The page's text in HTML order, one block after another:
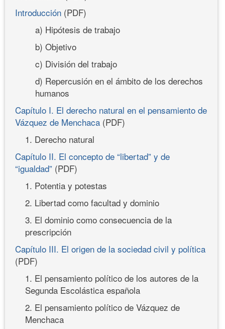
Introducción (PDF)
a) Hipótesis de trabajo
b) Objetivo
c) División del trabajo
d) Repercusión en el ámbito de los derechos
humanos
Capítulo I. El derecho natural en el pensamiento de
Vázquez de Menchaca (PDF)
1. Derecho natural
Capítulo II. El concepto de “libertad” y de
“igualdad” (PDF)
1. Potentia y potestas
2. Libertad como facultad y dominio
3. El dominio como consecuencia de la
prescripción
Capítulo III. El origen de la sociedad civil y política
(PDF)
1. El pensamiento político de los autores de la
Segunda Escolástica española
2. El pensamiento político de Vázquez de
Menchaca